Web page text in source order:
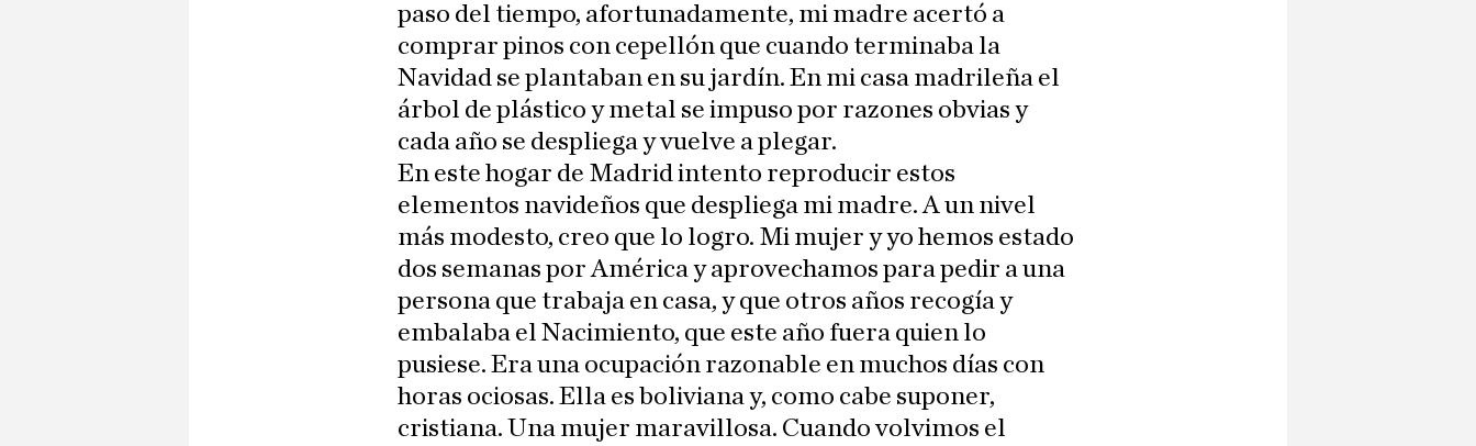
paso del tiempo, afortunadamente, mi madre acertó a
comprar pinos con cepellón que cuando terminaba la
Navidad se plantaban en su jardín. En mi casa madrileña el
árbol de plástico y metal se impuso por razones obvias y
cada año se despliega y vuelve a plegar.
En este hogar de Madrid intento reproducir estos
elementos navideños que despliega mi madre. A un nivel
más modesto, creo que lo logro. Mi mujer y yo hemos estado
dos semanas por América y aprovechamos para pedir a una
persona que trabaja en casa, y que otros años recogía y
embalaba el Nacimiento, que este año fuera quien lo
pusiese. Era una ocupación razonable en muchos días con
horas ociosas. Ella es boliviana y, como cabe suponer,
cristiana. Una mujer maravillosa. Cuando volvimos el